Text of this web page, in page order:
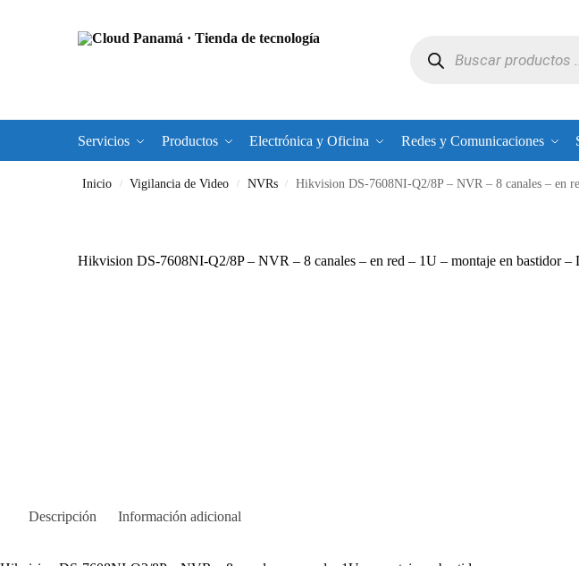
Servicios Productos Electrónica y Oficina Redes y Comunicaciones
Inicio / Vigilancia de Video / NVRs / Hikvision DS-7608NI-Q2/8P – NVR – 8 canales – en
Hikvision DS-7608NI-Q2/8P – NVR – 8 canales – en red – 1U – montaje en bastidor
Descripción Información adicional